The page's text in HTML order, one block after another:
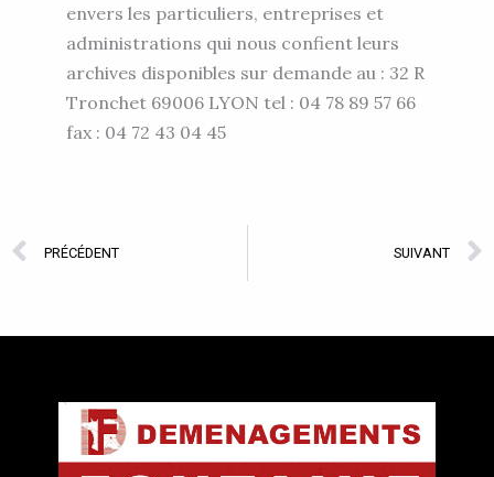
envers les particuliers, entreprises et
administrations qui nous confient leurs
archives disponibles sur demande au : 32 R
Tronchet 69006 LYON tel : 04 78 89 57 66
fax : 04 72 43 04 45
Prev
PRÉCÉDENT SUIVANT